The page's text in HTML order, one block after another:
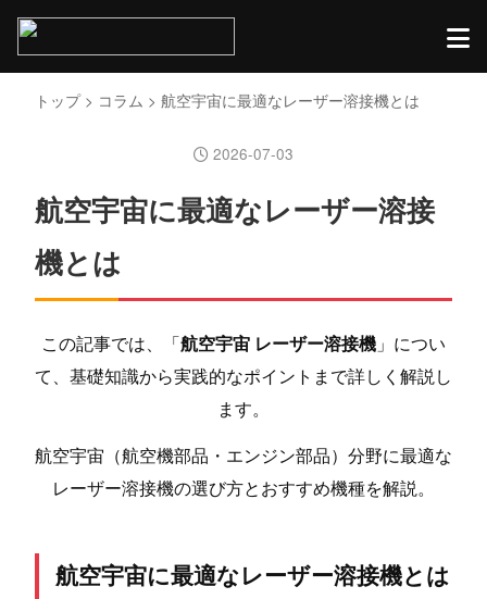
トップ> コラム > 航空宇宙に最適なレーザー溶接機とは
2026-07-03
航空宇宙に最適なレーザー溶接
機とは
この記事では、「航空宇宙 レーザー溶接機 」につい
て、基礎知識から実践的なポイントまで詳しく解説し
ます。
航空宇宙（航空機部品・エンジン部品）分野に最適な
レーザー溶接機の選び方とおすすめ機種を解説。
航空宇宙に最適なレーザー溶接機とは